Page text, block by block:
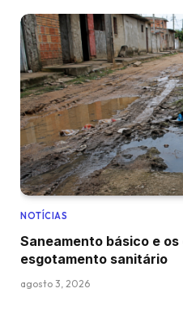
NOTÍCIAS
Saneamento básico e
esgotamento sanitário
agosto 3, 2026